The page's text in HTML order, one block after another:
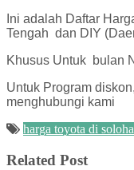
Ini adalah Daftar
Tengah dan DIY
Khusus Untuk bulan
Untuk Program
menghubungi kami
harga toyota di solo
Related Post